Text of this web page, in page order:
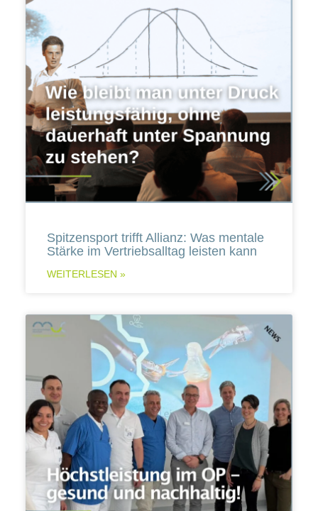
Spitzensport trifft Allianz: Was mentale
Stärke im Vertriebsalltag leisten kann
WEITERLESEN »